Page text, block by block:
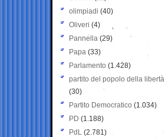
olimpiadi (40)
Oliveri (4)
Pannella (29)
Papa (33)
Parlamento (1.428)
partito del popolo della libertà
(30)
Partito Democratico (1.034)
PD (1.188)
PdL (2.781)